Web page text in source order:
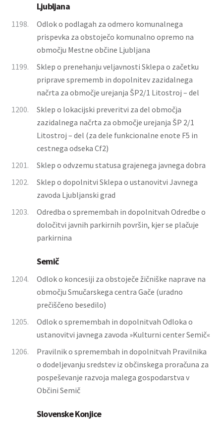
Ljubljana
1198.
Odlok o podlagah za odmero komunalnega
prispevka za obstoječo komunalno opremo na
območju Mestne občine Ljubljana
1199.
Sklep o prenehanju veljavnosti Sklepa o začetku
priprave sprememb in dopolnitev zazidalnega
načrta za območje urejanja ŠP2/1 Litostroj – del
1200.
Sklep o lokacijski preveritvi za del območja
zazidalnega načrta za območje urejanja ŠP 2/1
Litostroj – del (za dele funkcionalne enote F5 in
cestnega odseka Cf2)
1201.
Sklep o odvzemu statusa grajenega javnega dobra
1202.
Sklep o dopolnitvi Sklepa o ustanovitvi Javnega
zavoda Ljubljanski grad
1203.
Odredba o spremembah in dopolnitvah Odredbe o
določitvi javnih parkirnih površin, kjer se plačuje
parkirnina
Semič
1204.
Odlok o koncesiji za obstoječe žičniške naprave na
območju Smučarskega centra Gače (uradno
prečiščeno besedilo)
1205.
Odlok o spremembah in dopolnitvah Odloka o
ustanovitvi javnega zavoda »Kulturni center Semič«
1206.
Pravilnik o spremembah in dopolnitvah Pravilnika
o dodeljevanju sredstev iz občinskega proračuna za
pospeševanje razvoja malega gospodarstva v
Občini Semič
Slovenske Konjice